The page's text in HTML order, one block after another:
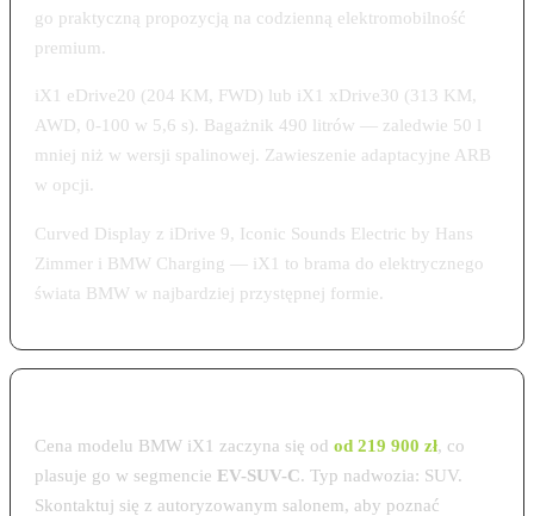
go praktyczną propozycją na codzienną elektromobilność
premium.
iX1 eDrive20 (204 KM, FWD) lub iX1 xDrive30 (313 KM,
AWD, 0-100 w 5,6 s). Bagażnik 490 litrów — zaledwie 50 l
mniej niż w wersji spalinowej. Zawieszenie adaptacyjne ARB
w opcji.
Curved Display z iDrive 9, Iconic Sounds Electric by Hans
Zimmer i BMW Charging — iX1 to brama do elektrycznego
świata BMW w najbardziej przystępnej formie.
Cena modelu BMW iX1 zaczyna się od od 219 900 zł, co
plasuje go w segmencie EV-SUV-C. Typ nadwozia: SUV.
Skontaktuj się z autoryzowanym salonem, aby poznać